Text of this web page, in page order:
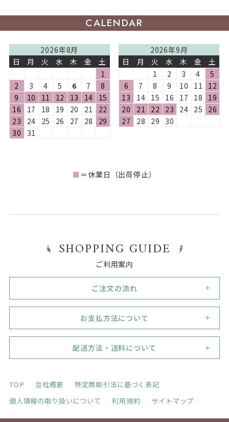
CALENDAR
2026年8月
日
月 火 水 木 金
土
1
2
3 4 5 6 7
8
9
10 11 12 13 14
15
16
17 18 19 20 21
22
23
24 25 26 27 28
29
30
31
2026年9月
日
月 火 水 木 金
土
1
2 3 4
5
6
7 8 9 10 11
12
13
14 15 16 17 18
19
20
21 22 23 24 25
26
27
28 29 30
■ ＝休業日（出荷停止）
SHOPPING GUIDE
ご利用案内
ご注文の流れ
1
新規会員登録
初めてご利用のお客様は、まずは新規会員登録（無料）
を行って下さい。
かるよう、ネットショップのＵＲＬ、会社のホームペー
告を、ご登録メールアドレス宛にご連絡いたします。
（会員登録完了のメールが届くまで、しばらくお待ち下
お支払方法について
代金引換
代引き手数料330円（税込）。但し33,000円（税込）の
ご注文で代引き手数料無料！
銀行振り込み
※お振込み手数料は、お客さまのご負担とさせて頂きま
すのでご了承下さい。
配送方法・送料について
ゆうパックの送料一覧はこちらです。
TOP 会社概要
特定商取引法に基づく表記
個人情報の取り扱いについて
利用規約 サイトマップ